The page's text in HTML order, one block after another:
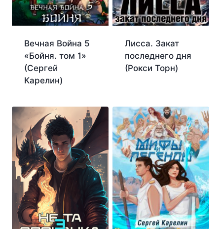
Вечная Война 5
«Бойня. том 1»
(Сергей
Карелин)
Лисса. Закат
последнего дня
(Рокси Торн)